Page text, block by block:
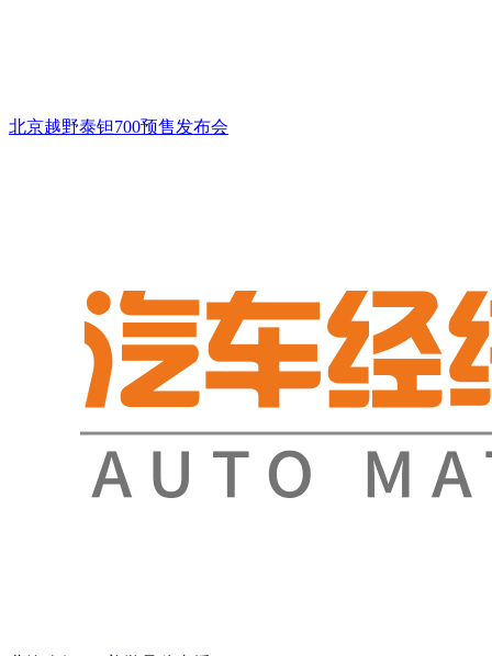
北京越野泰钽700预售发布会